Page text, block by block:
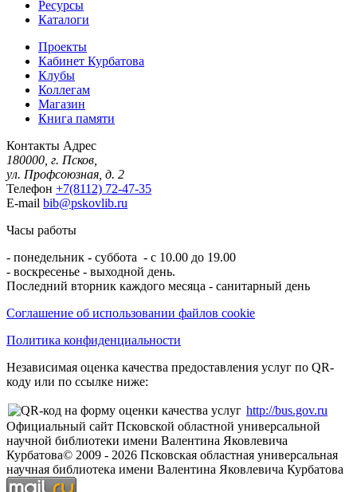
Ресурсы
Каталоги
Проекты
Кабинет Курбатова
Клубы
Коллегам
Магазин
Книга памяти
Контакты Адрес
180000, г. Псков,
ул. Профсоюзная, д. 2
Телефон +7(8112) 72-47-35
E-mail bib@pskovlib.ru
Часы работы
- понедельник - суббота - с 10.00 до 19.00
- воскресенье - выходной день.
Последний вторник каждого месяца - санитарный день
Соглашение об использовании файлов cookie
Политика конфиденциальности
Независимая оценка качества предоставления услуг по QR-
коду или по ссылке ниже:
http://bus.gov.ru
Официальный сайт Псковской областной универсальной
научной библиотеки имени Валентина Яковлевича
Курбатова© 2009 - 2026 Псковская областная универсальная
научная библиотека имени Валентина Яковлевича Курбатова